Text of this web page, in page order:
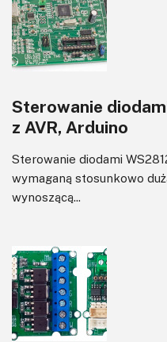
Sterowanie
z AVR, Arduino
Sterowanie diodami
wymaganą stosunkowo
wynoszącą...